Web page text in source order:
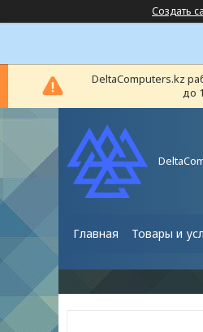
Создать
DeltaComputers.kz
до
Главная Товары и